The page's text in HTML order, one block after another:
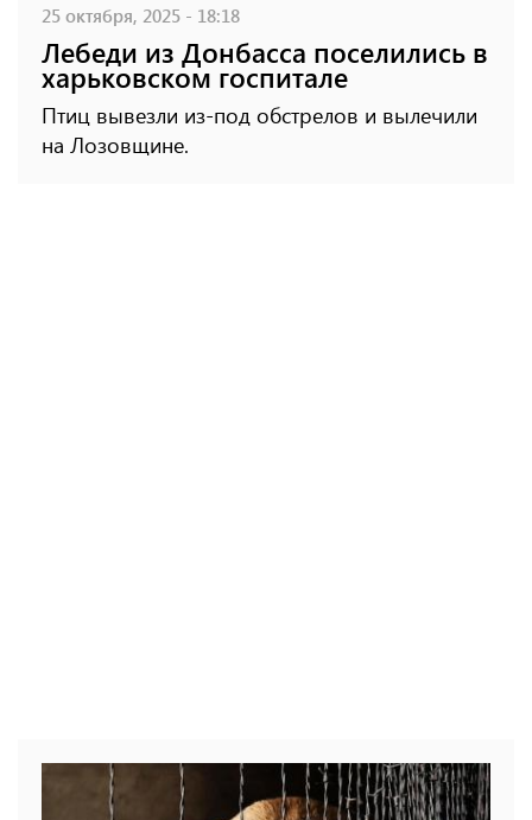
25 октября, 2025 - 18:18
Лебеди из Донбасса поселились в
харьковском госпитале
Птиц вывезли из-под обстрелов и вылечили
на Лозовщине.